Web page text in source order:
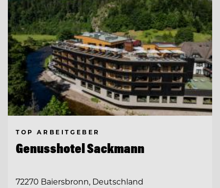
TOP ARBEITGEBER
Genusshotel Sackmann
72270 Baiersbronn, Deutschland